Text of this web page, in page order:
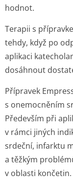
hodnot.
Terapii s
tehdy, když po
aplikaci
dosáhnout
Přípravek
s onemocněním
Především při
v rámci jiných
srdeční, infarktu
a těžkým
v oblasti končetin.